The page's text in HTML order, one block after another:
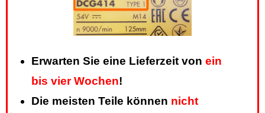
Erwarten Sie eine Lieferzeit von ein
bis vier Wochen!
Die meisten Teile können nicht